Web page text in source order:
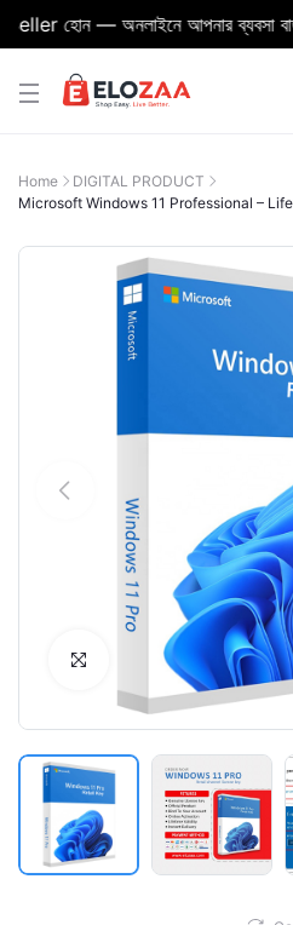
হোন — অনলাইনে আপনার ব্যবসা বাড়ান
Home
DIGITAL PRODUCT
Microsoft Windows 11 Professional –
Click to Enlarge